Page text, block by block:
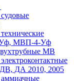
МВП-4-Уф
МВ
ДА 2010, 2005